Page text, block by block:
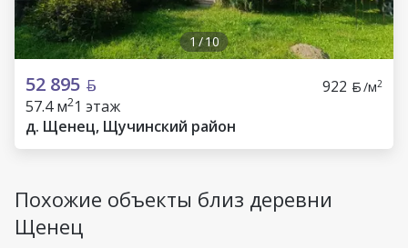
1/10
52 895 922 /м2
57.4 м21 этаж
д. Щенец, Щучинский район
Похожие объекты близ деревни
Щенец